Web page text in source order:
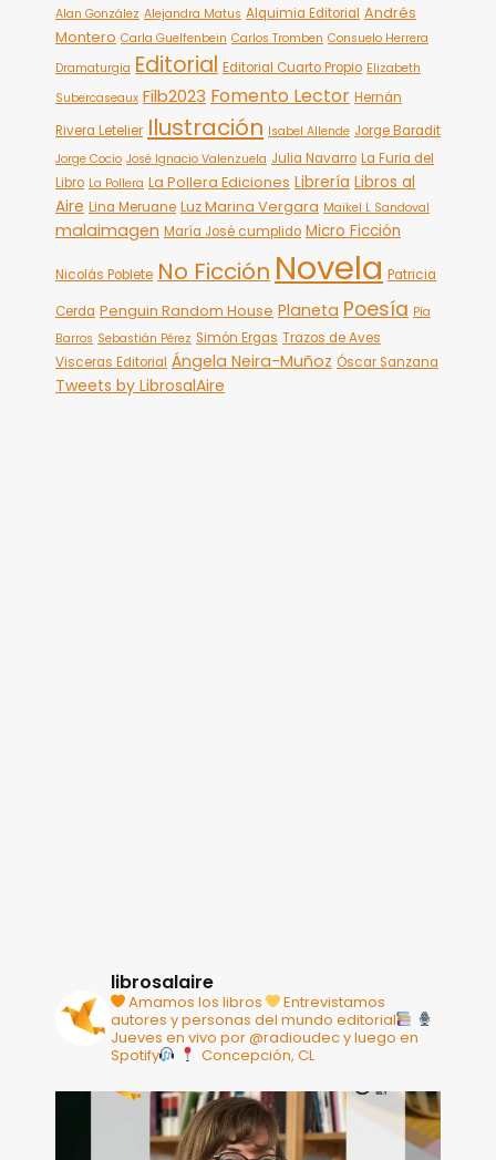
Alan González Alejandra Matus Alquimia Editorial Andrés
Montero Carla Guelfenbein Carlos Tromben Consuelo Herrera
Dramaturgia Editorial Editorial Cuarto Propio Elizabeth
Subercaseaux Filb2023 Fomento Lector Hernán
Rivera Letelier Ilustración Isabel Allende Jorge Baradit
Jorge Cocio José Ignacio Valenzuela Julia Navarro La Furia del
Libro La Pollera La Pollera Ediciones Librería Libros al
Aire Lina Meruane Luz Marina Vergara Maikel L Sandoval
malaimagen María José cumplido Micro Ficción
Nicolás Poblete No Ficción Novela Patricia
Cerda Penguin Random House Planeta Poesía Pía
Barros Sebastián Pérez Simón Ergas Trazos de Aves
Visceras Editorial Ángela Neira-Muñoz Óscar Sanzana
Tweets by LibrosalAire
librosalaire
Amamos los libros
Entrevistamos
autores y personas del mundo editorial
Jueves en vivo por @radioudec y luego en
Spotify
Concepción, CL